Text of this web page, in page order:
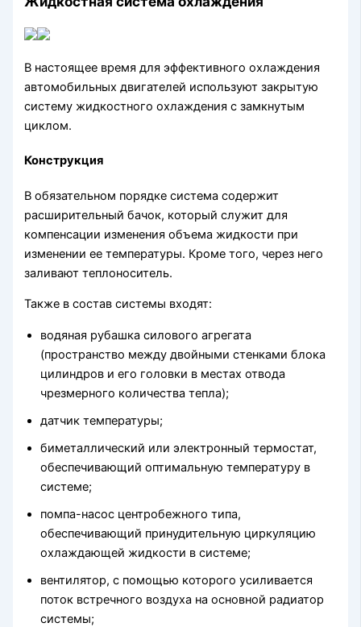
В настоящее время для эффективного охлаждения
автомобильных двигателей используют закрытую
систему жидкостного охлаждения с замкнутым
циклом.
Конструкция
В обязательном порядке система содержит
расширительный бачок, который служит для
компенсации изменения объема жидкости при
изменении ее температуры. Кроме того, через него
заливают теплоноситель.
Также в состав системы входят:
водяная рубашка силового агрегата
(пространство между двойными стенками блока
цилиндров и его головки в местах отвода
чрезмерного количества тепла);
датчик температуры;
биметаллический или электронный термостат,
обеспечивающий оптимальную температуру в
системе;
помпа-насос центробежного типа,
обеспечивающий принудительную циркуляцию
охлаждающей жидкости в системе;
вентилятор, с помощью которого усиливается
поток встречного воздуха на основной радиатор
системы;